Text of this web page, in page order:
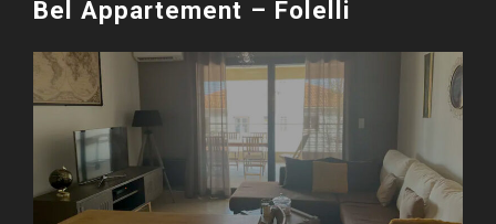
Bel Appartement – Folelli